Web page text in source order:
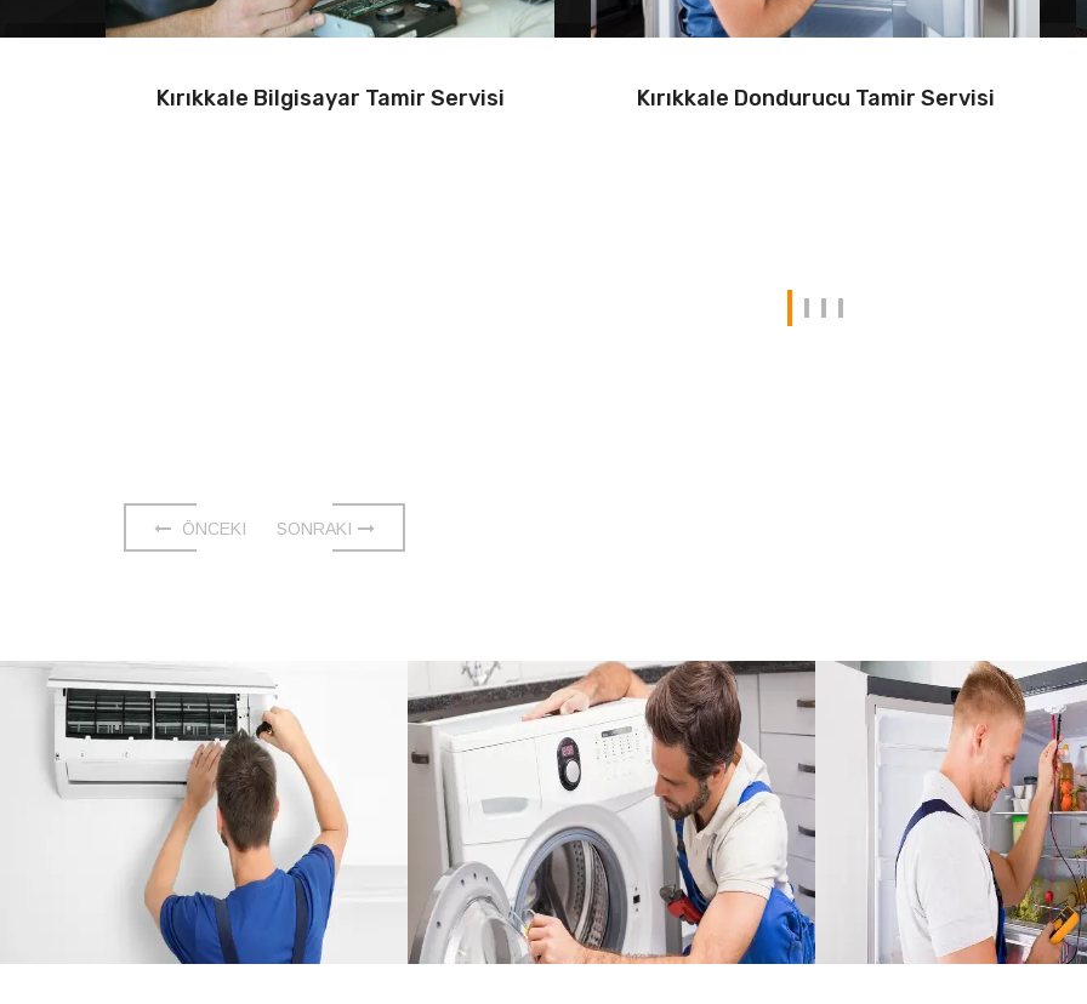
Kırıkkale Bilgisayar Tamir Servisi Kırıkkale Dondurucu Tamir Servisi
ÖNCEKI SONRAKI